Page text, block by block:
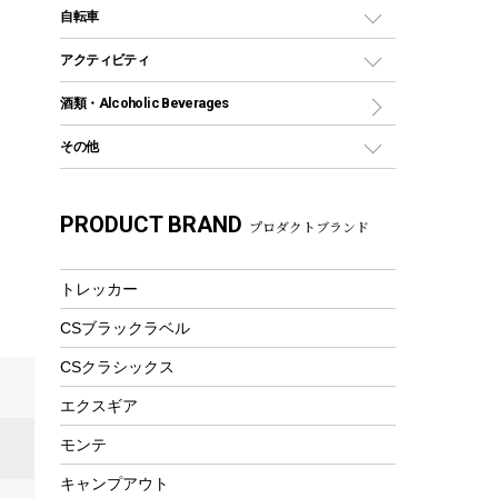
グランドシート
ガイドロープ
ツール
焚き火台&ストーブ
火起こし
バーベキューツール
燃料・着火剤・炭
クッキングツール
ナイフ
カトラリー
マグカップ、カップ
フードボトル
コーヒー&ミル
トレー
ランチョンマット
ランチボックス
ピクニックセット
ディズニーボトル
保冷剤
リュック、バックパック
トートバッグ、サコッシュ
ショッピングキャリー
その他アウトドア雑貨
レイン
ツール、他
インフレータブル
カヤック
パドル
ヘルメット
アクセサリー
自転車
折りたたみ自転車
スポーツサイクル
シティサイクル
自転車用アクセサリー
自転車ウェア
アクティビティ
マリン
ラッシュガード
テント
フローティングベスト
ヘルメット
エアーポンプ
ウィンター
防寒ウェア
酒類・Alcoholic Beverages
その他
湯たんぽ
PRODUCT BRAND プロダクトブランド
トレッカー
CSブラックラベル
CSクラシックス
エクスギア
モンテ
キャンプアウト